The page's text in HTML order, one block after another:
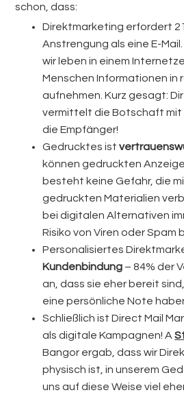
schon, dass:
Direktmarketing erfordert
Anstrengung als eine E-
wir leben in einem
Menschen Informationen in
aufnehmen. Kurz gesagt:
vermittelt die Botschaft mit
die Empfänger!
Gedrucktes ist
können gedruckten
besteht keine Gefahr, die
gedruckten Materialien
bei digitalen Alternativen
Risiko von Viren oder Spam
Personalisiertes
Kundenbindung – 84% der
an, dass sie eher bereit
eine persönliche Note
Schließlich ist Direct Mail
als digitale Kampagnen! A
Bangor ergab, dass wir
physisch ist, in unserem
uns auf diese Weise viel